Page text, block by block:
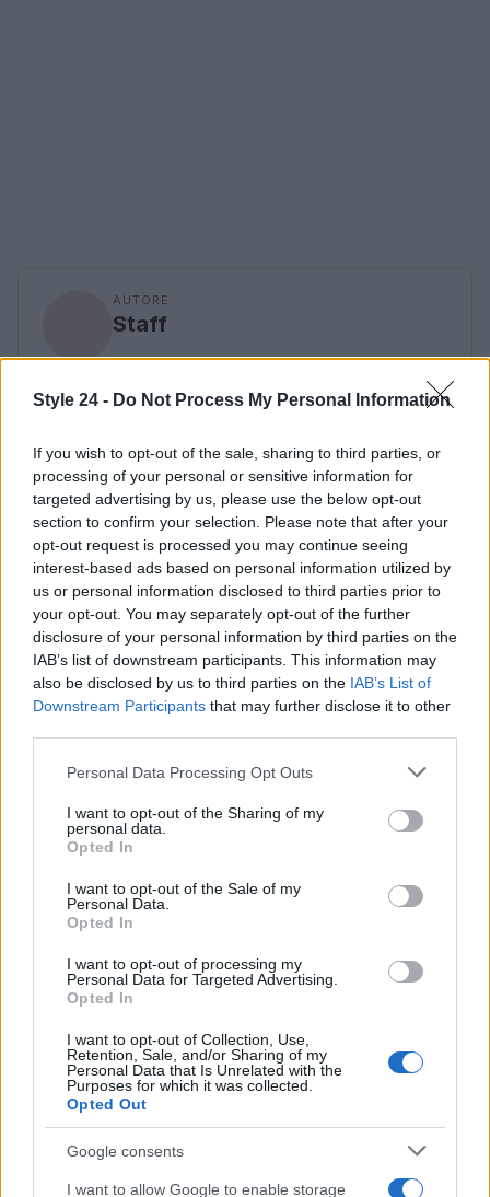
Style 24 - Do Not Process My Personal Information
If you wish to opt-out of the sale, sharing to third parties, or
processing of your personal or sensitive information for
targeted advertising by us, please use the below opt-out
section to confirm your selection. Please note that after your
opt-out request is processed you may continue seeing
interest-based ads based on personal information utilized by
us or personal information disclosed to third parties prior to
your opt-out. You may separately opt-out of the further
disclosure of your personal information by third parties on the
IAB’s list of downstream participants. This information may
also be disclosed by us to third parties on the IAB’s List of
Downstream Participants that may further disclose it to other
Please note that this website/app uses one or more Google
not limited to your visit or usage behaviour. You may click to
grant or deny consent to Google and its third-party tags to
use your data for below specified purposes in below Google
consent section.
Personal Data Processing Opt Outs
I want to opt-out of the Sharing of my
personal data.
Opted In
I want to opt-out of the Sale of my
Personal Data.
Opted In
I want to opt-out of processing my
Personal Data for Targeted Advertising.
Opted In
I want to opt-out of Collection, Use,
Retention, Sale, and/or Sharing of my
Personal Data that Is Unrelated with the
Purposes for which it was collected.
Opted Out
Google consents
I want to allow Google to enable storage
AUTORE
Staff
Continua a leggere